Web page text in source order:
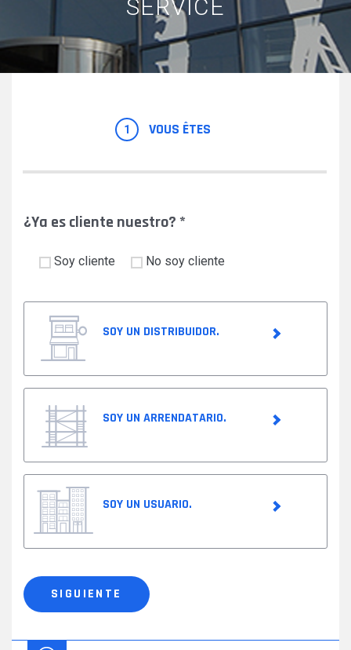
SERVICE
1 VOUS ÊTES
¿Ya es cliente nuestro?*
Soy cliente No soy cliente
SOY UN DISTRIBUIDOR.
SOY UN ARRENDATARIO.
SOY UN USUARIO.
clientes
*
SIGUIENTE